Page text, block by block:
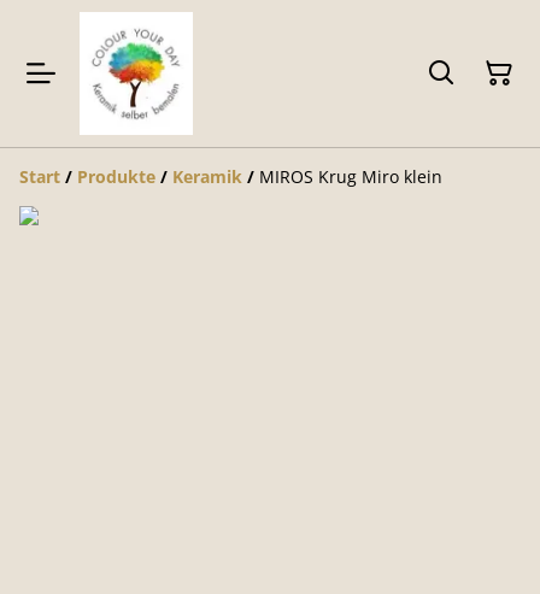
Start / Produkte / Keramik / MIROS Krug Miro klein